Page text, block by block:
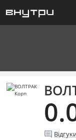
comment